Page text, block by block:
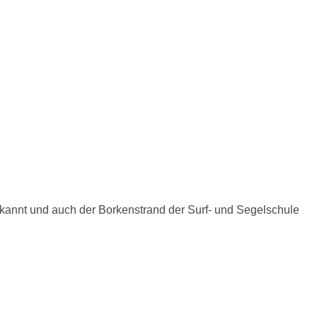
und auch der Borkenstrand der Surf- und Segelschule